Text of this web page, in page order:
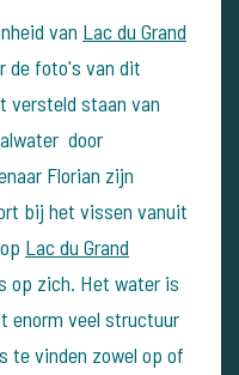
van Lac du Grand
de foto's van dit
versteld staan van
door
Florian zijn
bij het vissen vanuit
Lac du Grand
op zich. Het water is
enorm veel structuur
te vinden zowel op of